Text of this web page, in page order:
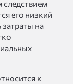
его низкий
на
к